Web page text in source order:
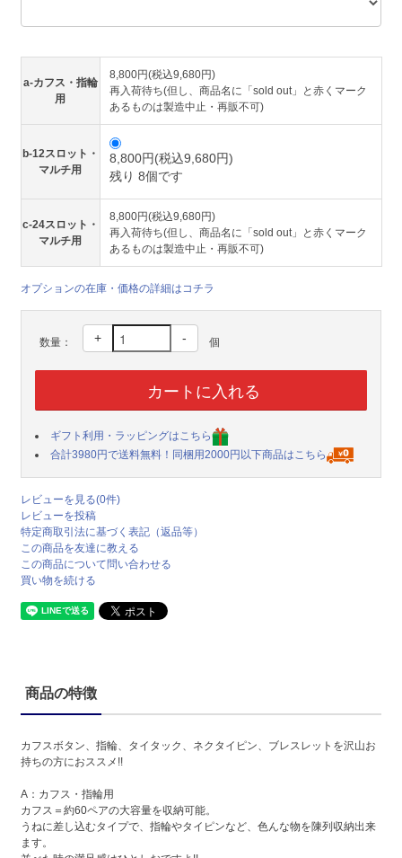
a-カフス・指輪
用
8,800円(税込9,680円)
再入荷待ち(但し、商品名に「sold out」と赤くマーク
あるものは製造中止・再販不可)
b-12スロット・
マルチ用
8,800円(税込9,680円)
残り 8個です
c-24スロット・
マルチ用
8,800円(税込9,680円)
再入荷待ち(但し、商品名に「sold out」と赤くマーク
あるものは製造中止・再販不可)
オプションの在庫・価格の詳細はコチラ
数量： + - 個
ギフト利用・ラッピングはこちら
合計3980円で送料無料！同梱用2000円以下商品はこちら
レビューを見る(0件)
レビューを投稿
特定商取引法に基づく表記（返品等）
この商品を友達に教える
この商品について問い合わせる
買い物を続ける
商品の特徴
カフスボタン、指輪、タイタック、ネクタイピン、ブレスレットを沢山お
持ちの方におススメ!!
A：カフス・指輪用
カフス＝約60ペアの大容量を収納可能。
うねに差し込むタイプで、指輪やタイピンなど、色んな物を陳列収納出来
ます。